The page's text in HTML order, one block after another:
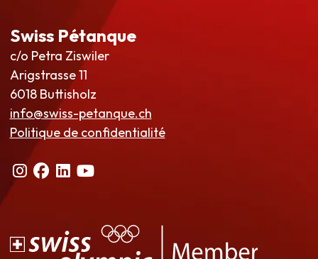
Swiss Pétanque
c/o Petra Ziswiler
Arigstrasse 11
6018 Buttisholz
info@swiss-petanque.ch
Politique de confidentialité